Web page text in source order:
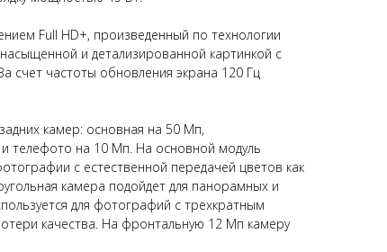
Full HD+, произведенный по технологии
и детализированной картинкой с
счет частоты обновления экрана 120 Гц
камер: основная на 50 Мп,
телефото на 10 Мп. На основной модуль
с естественной передачей цветов как
камера подойдет для панорамных и
для фотографий с трехкратным
качества. На фронтальную 12 Мп камеру